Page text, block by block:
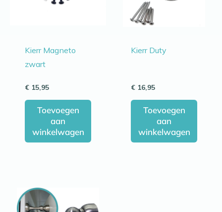
Kierr Magneto
zwart
€ 15,95
Toevoegen
aan
winkelwagen
Kierr Duty
€ 16,95
Toevoegen
aan
winkelwagen